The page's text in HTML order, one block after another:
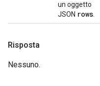
un oggetto
JSON rows
Risposta
Nessuno.